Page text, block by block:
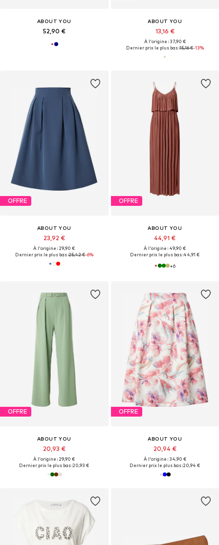
ABOUT YOU
52,90 €
ABOUT YOU
13,16 €
À l'origine : 37,90 €
Dernier prix le plus bas :15,16 €-13%
OFFRE
ABOUT YOU
23,92 €
À l'origine : 29,90 €
Dernier prix le plus bas :25,42 €-6%
OFFRE
ABOUT YOU
44,91 €
À l'origine : 49,90 €
Dernier prix le plus bas :44,91 €
+6
OFFRE
ABOUT YOU
20,93 €
À l'origine : 29,90 €
Dernier prix le plus bas :20,93 €
OFFRE
ABOUT YOU
20,94 €
À l'origine : 34,90 €
Dernier prix le plus bas :20,94 €